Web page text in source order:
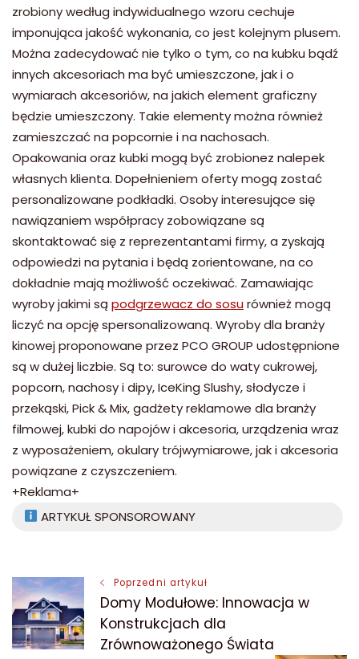
zrobiony według indywidualnego wzoru cechuje
imponująca jakość wykonania, co jest kolejnym plusem.
Można zadecydować nie tylko o tym, co na kubku bądź
innych akcesoriach ma być umieszczone, jak i o
wymiarach akcesoriów, na jakich element graficzny
będzie umieszczony. Takie elementy można również
zamieszczać na popcornie i na nachosach.
Opakowania oraz kubki mogą być zrobionez nalepek
własnych klienta. Dopełnieniem oferty mogą zostać
personalizowane podkładki. Osoby interesujące się
nawiązaniem współpracy zobowiązane są
skontaktować się z reprezentantami firmy, a zyskają
odpowiedzi na pytania i będą zorientowane, na co
dokładnie mają możliwość oczekiwać. Zamawiając
wyroby jakimi są podgrzewacz do sosurównież mogą
liczyć na opcję spersonalizowaną. Wyroby dla branży
kinowej proponowane przez PCO GROUP udostępnione
są w dużej liczbie. Są to: surowce do waty cukrowej,
popcorn, nachosy i dipy, IceKing Slushy, słodycze i
przekąski, Pick & Mix, gadżety reklamowe dla branży
filmowej, kubki do napojów i akcesoria, urządzenia wraz
z wyposażeniem, okulary trójwymiarowe, jak i akcesoria
powiązane z czyszczeniem.
+Reklama+
ARTYKUŁ SPONSOROWANY
Nawigacja
wpisu
Poprzedni artykuł
Domy Modułowe: Innowacja w
Konstrukcjach dla
Zrównoważonego Świata